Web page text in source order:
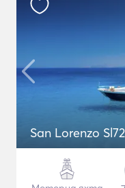
San Lorenzo Sl72